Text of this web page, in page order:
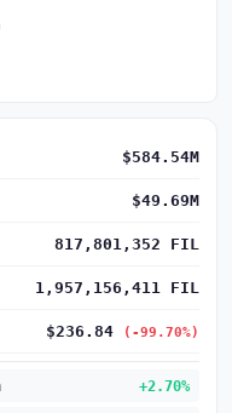
$584.54M
$49.69M
817,801,352 FIL
1,957,156,411 FIL
$236.84 (-99.70%)
+2.70%